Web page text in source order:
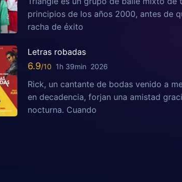
principios de los años 2000, antes de
racha de éxito
Letras robadas
6.9 1h 39min 2026
Rick, un cantante de bodas venido a
en decadencia, forjan una amistad
nocturna. Cuando